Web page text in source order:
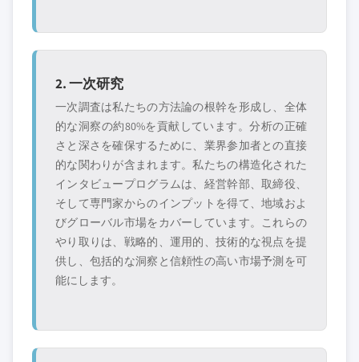
2. 一次研究
一次調査は私たちの方法論の根幹を形成し、全体
的な洞察の約80%を貢献しています。分析の正確
さと深さを確保するために、業界参加者との直接
的な関わりが含まれます。私たちの構造化された
インタビュープログラムは、経営幹部、取締役、
そして専門家からのインプットを得て、地域およ
びグローバル市場をカバーしています。これらの
やり取りは、戦略的、運用的、技術的な視点を提
供し、包括的な洞察と信頼性の高い市場予測を可
能にします。